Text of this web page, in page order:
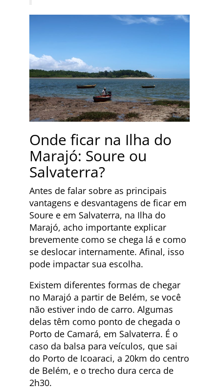
Onde ficar na Ilha do
Marajó: Soure ou
Salvaterra?
Antes de falar sobre as principais
vantagens e desvantagens de ficar em
Soure e em Salvaterra, na Ilha do
Marajó, acho importante explicar
brevemente como se chega lá e como
se deslocar internamente. Afinal, isso
pode impactar sua escolha.
Existem diferentes formas de chegar
no Marajó a partir de Belém, se você
não estiver indo de carro. Algumas
delas têm como ponto de chegada o
Porto de Camará, em Salvaterra. É o
caso da balsa para veículos, que sai
do Porto de Icoaraci, a 20km do centro
de Belém, e o trecho dura cerca de
2h30.